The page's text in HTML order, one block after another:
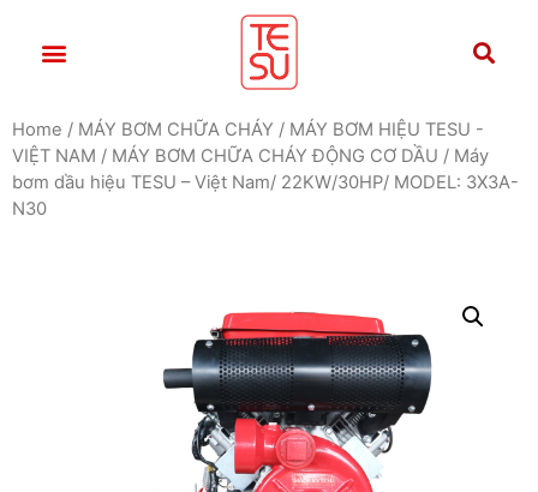
Home / MÁY BƠM CHỮA CHÁY / MÁY BƠM HIỆU TESU -
VIỆT NAM / MÁY BƠM CHỮA CHÁY ĐỘNG CƠ DẦU / Máy
bơm dầu hiệu TESU – Việt Nam/ 22KW/30HP/ MODEL: 3X3A-
N30